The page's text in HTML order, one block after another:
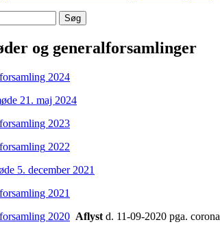
og generalforsamlinger
2024
21. maj 2024
2023
2022
5. december 2021
2021
2020 Aflyst d. 11-09-2020 pga. corona